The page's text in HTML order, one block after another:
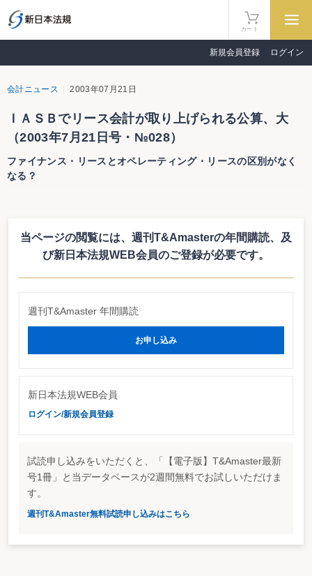
カート
新規会員登録 ログイン
会計ニュース 2003年07月21日
ＩＡＳＢでリース会計が取り上げられる公算、大
（2003年7月21日号・№028）
ファイナンス・リースとオペレーティング・リースの区別がなく
なる？
国際会計基準審議会（IASB）において、本年中にリース会計が取り上げられ
る公算が大であることがわかった。これは、7月8日のASB（企業会計基準委員
会）・リース会計専門委員会において、IASBの山田辰己理事が明らかにしたも
の。同理事によると「可能性は9割9分」としている。
現在、IASBにおいては、リサーチ・プロジェクトとして英国ASBによりリー
ン・バランス処理が必要となる案が提示されている。仮に本年中にIASBでリー
ス会計が取り上げられれば、英国ASBによる案をたたき台として審議が進めら
イナンス・リースのオン・バランス化を巡り議論が交わされている。IASBの動
2005年問題（EUでの全面的な国際会計基準適用：本誌7月14日号（27号）参
当ページの閲覧には、週刊T&Amasterの年間購読、 及
び新日本法規WEB会員のご登録が必要です。
週刊T&Amaster 年間購読
お申し込み
新日本法規WEB会員
ログイン/新規会員登録
試読申し込みをいただくと、「【電子版】T&Amaster最新
号1冊」と当データベースが2週間無料でお試しいただけま
す。
週刊T&Amaster無料試読申し込みはこちら